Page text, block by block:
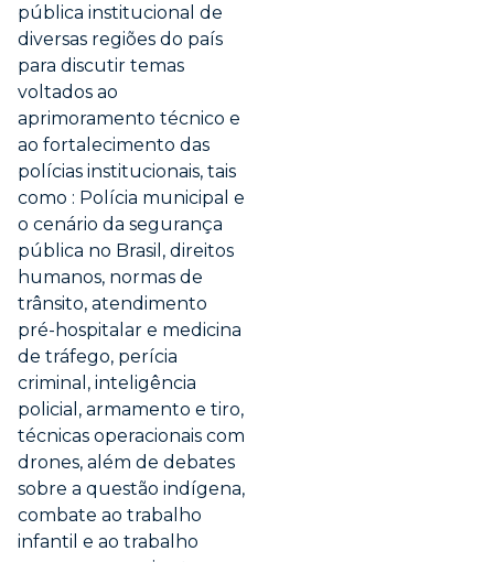
pública institucional de
diversas regiões do país
para discutir temas
voltados ao
aprimoramento técnico e
ao fortalecimento das
polícias institucionais, tais
como : Polícia municipal e
o cenário da segurança
pública no Brasil, direitos
humanos, normas de
trânsito, atendimento
pré-hospitalar e medicina
de tráfego, perícia
criminal, inteligência
policial, armamento e tiro,
técnicas operacionais com
drones, além de debates
sobre a questão indígena,
combate ao trabalho
infantil e ao trabalho